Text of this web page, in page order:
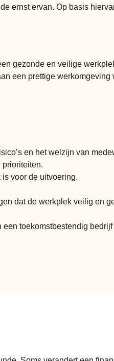
ernst ervan. Op basis
gezonde en veilige
een prettige werkomgeving
en het welzijn van
prioriteiten.
voor de uitvoering.
dat de werkplek veilig en
toekomstbestendig bedrijf